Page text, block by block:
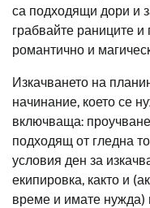
са подходящи дори и
грабвайте раниците и
романтично и
Изкачването на
начинание, което се
включваща:
подходящ от гледна
условия ден за
екипировка, както и (
време и имате нужда)